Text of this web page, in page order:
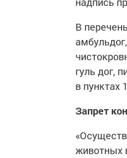
В
гуль дог,
в пунктах
Запрет
животных